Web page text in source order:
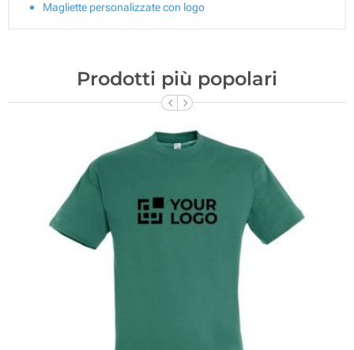
Magliette personalizzate con logo
Prodotti più popolari